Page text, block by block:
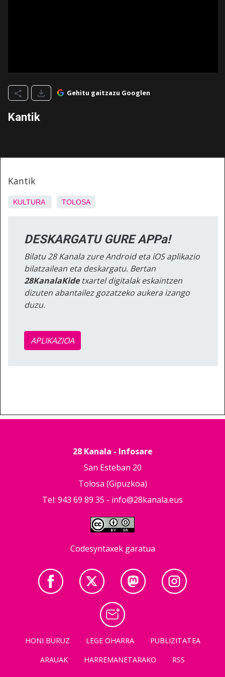
Gehitu gaitzazu Googlen
Kantik
Kantik
KULTURA TOLOSA
DESKARGATU GURE APPa!
Bilatu 28 Kanala zure Android eta iOS aplikazio
bilatzailean eta deskargatu. Bertan
28KanalaKidetxartel digitalak eskaintzen
dizuten abantailez gozatzeko aukera izango
duzu.
APLIKAZIOA
28 Kanala - Infosare
San Esteban 20
Tolosa (Gipuzkoa)
Tel: 943 69 89 35 - info@28kanala.eus
Codesyntaxek garatua
HONI BURUZ LEGE OHARRA
PUBLIZITATEA
ARAUAK
HARREMANETARAKO RSS